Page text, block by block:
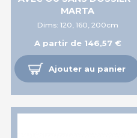
MARTA
Dims: 120, 160, 200cm
A partir de 146,57 €
Ajouter au panier